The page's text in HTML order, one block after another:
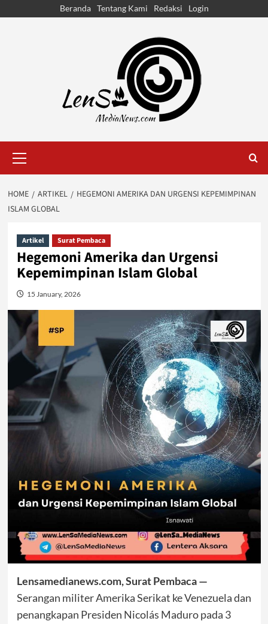
Beranda Tentang Kami Redaksi Login
Menu
HOME ARTIKEL
HEGEMONI AMERIKA DAN URGENSI KEPEMIMPINAN
ISLAM GLOBAL
Artikel Surat Pembaca
Hegemoni Amerika dan Urgensi
Kepemimpinan Islam Global
15 January, 2026
Lensamedianews.com, Surat Pembaca —
Serangan militer Amerika Serikat ke Venezuela dan
penangkapan Presiden Nicolás Maduro pada 3